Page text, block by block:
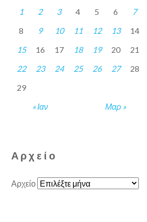
« Ιαν Μαρ »
1 2 3 4 5 6
7
8
9 10 11 12 13
14
15
16 17 18 19 20
21
22
23 24 25 26 27
28
29
Αρχείο
Αρχείο